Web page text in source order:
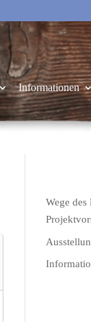
Informationen
Wege des